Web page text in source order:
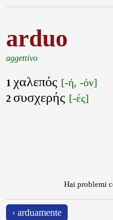
arduo
aggettivo
1 χαλεπός [-ή, -όν]
2 συσχερής [-ές]
Hai problemi
‹ arduamente